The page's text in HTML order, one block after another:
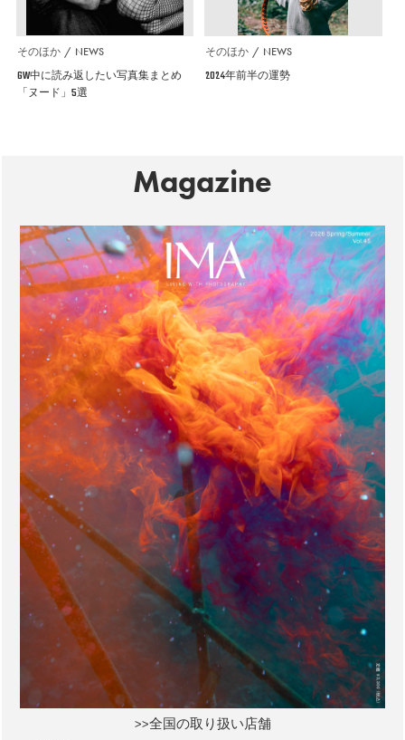
そのほか NEWS
GW中に読み返したい写真集まとめ
「ヌード」5選
そのほか NEWS
2024年前半の運勢
Magazine
>>全国の取り扱い店舗